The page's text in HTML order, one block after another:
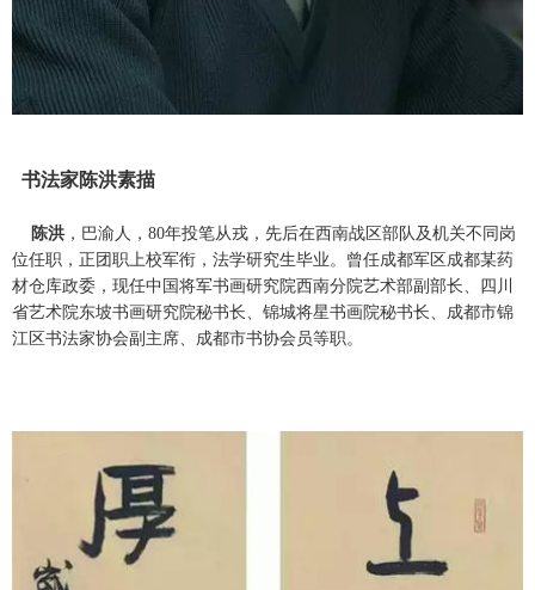
书法家陈洪素描
陈洪 ，巴渝人，80年投笔从戎，先后在西南战区部队及机关不同岗
位任职，正团职上校军衔，法学研究生毕业。曾任成都军区成都某药
材仓库政委，现任中国将军书画研究院西南分院艺术部副部长、四川
省艺术院东坡书画研究院秘书长、锦城将星书画院秘书长、成都市锦
江区书法家协会副主席、成都市书协会员等职。